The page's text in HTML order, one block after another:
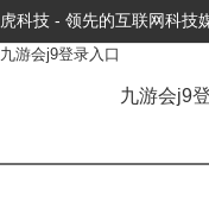
虎科技 - 领先的互联网科技
九游会j9登录入口
九游会j9